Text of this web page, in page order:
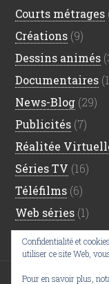
Courts métrages
Créations (9)
Dessins animés
Documentaires
News-Blog (29)
Publicités (7)
Réalitée
Séries TV (16)
Téléfilms (6)
Web séries (1)
Confidentialité et
utiliser ce site Web,
Pour en savoir plus,